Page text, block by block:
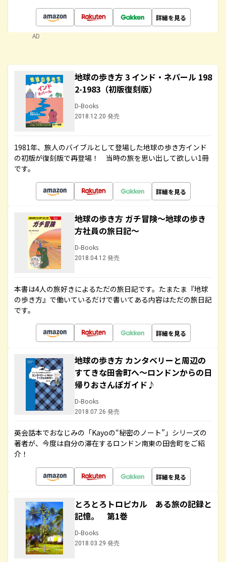
詳細を見る
AD
地球の歩き方 3 インド・ネパール 198
2-1983（初版復刻版）
D-Books
2018.12.20 発売
1981年、旅人のバイブルとして登場した地球の歩き方インド
の初版が復刻版で再登場！ 当時の旅を思い出して欲しい1冊
です。
詳細を見る
地球の歩き方 ガチ冒険～地球の歩き
方社員の旅日記～
D-Books
2018.04.12 発売
本書は4人の旅好きによるただの旅日記です。たまたま『地球
の歩き方』で働いているだけで書いてある内容はただの旅日記
です。
詳細を見る
地球の歩き方 カンタベリーと周辺の
すてきな田舎町へ～ロンドンからの日
帰りおさんぽガイド♪
D-Books
2018.07.26 発売
英会話本でおなじみの「Kayoの“秘密のノート”」シリーズの
著者が、今度は自分の滞在するロンドン南東の田舎町をご紹
介！
詳細を見る
とろとろトロピカル ある旅の記録と
記憶。 第1巻
D-Books
2018.03.29 発売